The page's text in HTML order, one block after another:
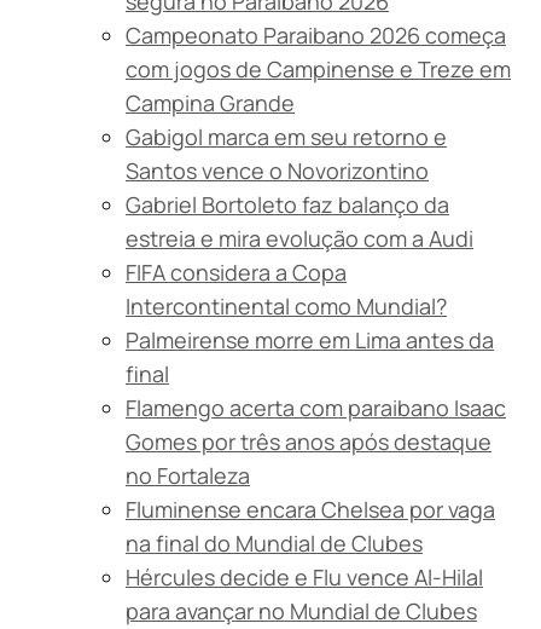
Campeonato Paraibano 2026 começa
com jogos de Campinense e Treze em
Campina Grande
Gabigol marca em seu retorno e
Santos vence o Novorizontino
Gabriel Bortoleto faz balanço da
estreia e mira evolução com a Audi
FIFA considera a Copa
Intercontinental como Mundial?
Palmeirense morre em Lima antes da
final
Flamengo acerta com paraibano Isaac
Gomes por três anos após destaque
no Fortaleza
Fluminense encara Chelsea por vaga
na final do Mundial de Clubes
Hércules decide e Flu vence Al-Hilal
para avançar no Mundial de Clubes